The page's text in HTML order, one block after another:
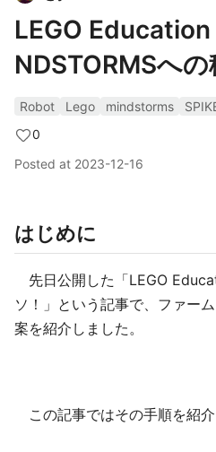
LEGO
NDSTORMSへの
Robot Lego mindstorms
0
Posted at 2023-12-16
はじめに
先日公開した「LEGO
ソ！」という記事で、ファー
案を紹介しました。
この記事ではその手順を紹介